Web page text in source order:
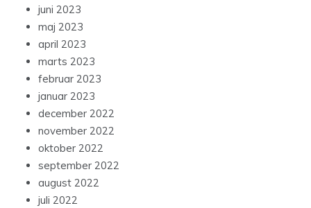
juni 2023
maj 2023
april 2023
marts 2023
februar 2023
januar 2023
december 2022
november 2022
oktober 2022
september 2022
august 2022
juli 2022